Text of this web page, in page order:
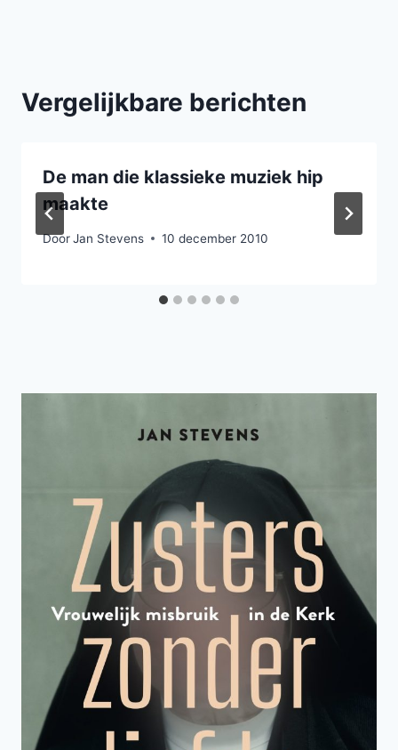
Vergelijkbare berichten
De man die klassieke muziek hip
maakte
DoorJan Stevens 10 december 2010